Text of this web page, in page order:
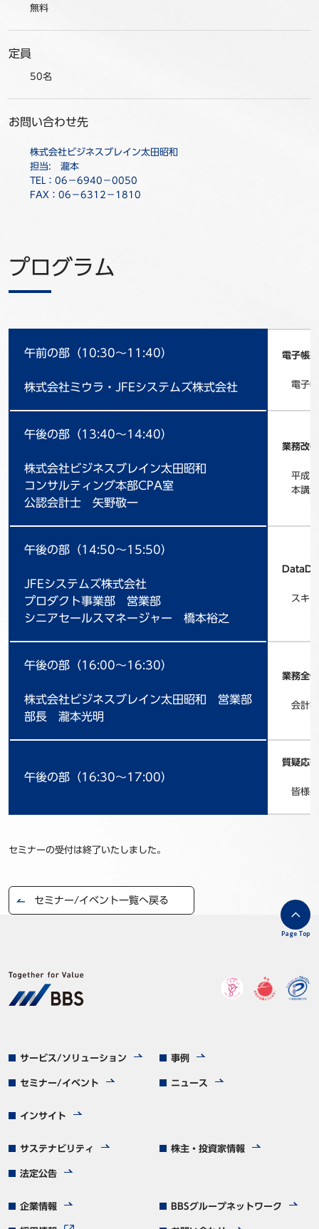
無料
定員
50名
お問い合わせ先
株式会社ビジネスブレイン太田昭和
担当: 瀧本
TEL：06－6940－0050
FAX：06－6312－1810
プログラム
午前の部（10:30～11:40）
株式会社ミウラ・JFEシステムズ株式会社
電子帳
電子帳
午後の部（13:40～14:40）
株式会社ビジネスブレイン太田昭和
コンサルティング本部CPA室
公認会計士 矢野敬一
業務改
平成27
本講演
午後の部（14:50～15:50）
JFEシステムズ株式会社
プロダクト事業部 営業部
シニアセールスマネージャー 橋本裕之
スキャ
午後の部（16:00～16:30）
株式会社ビジネスブレイン太田昭和 営業部
部長 瀧本光明
業務全
会計業
午後の部（16:30～17:00）
質疑応
皆様の
セミナーの受付は終了いたしました。
セミナー/イベント一覧へ戻る
サービス/ソリューション 事例
セミナー/イベント ニュース
インサイト
サステナビリティ 株主・投資家情報
法定公告
企業情報 BBSグループネットワーク
Page Top